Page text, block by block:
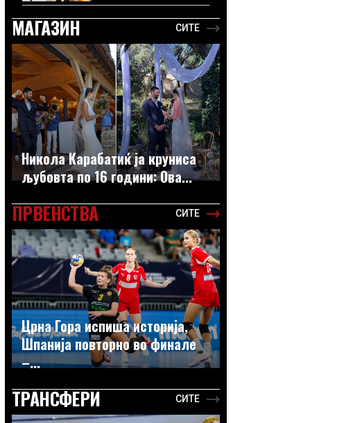
МАГАЗИН СИТЕ
Никола Карабатиќ ја круниса
љубовта по 16 години: Ова...
ПРВЕНСТВА СИТЕ
Црна Гора испиша историја,
Шпанија повторно во финале
–...
ТРАНСФЕРИ СИТЕ